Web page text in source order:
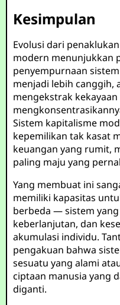
Kesimpulan
Evolusi dari
modern menunjukkan
penyempurnaan
menjadi lebih canggih,
mengekstrak
Sistem kapitalisme
kepemilikan tak kasat
keuangan yang rumit,
paling maju yang
Yang membuat ini
memiliki kapasitas
berbeda — sistem
keberlanjutan, dan
akumulasi individu.
pengakuan bahwa
sesuatu yang alami
ciptaan manusia yang
diganti.